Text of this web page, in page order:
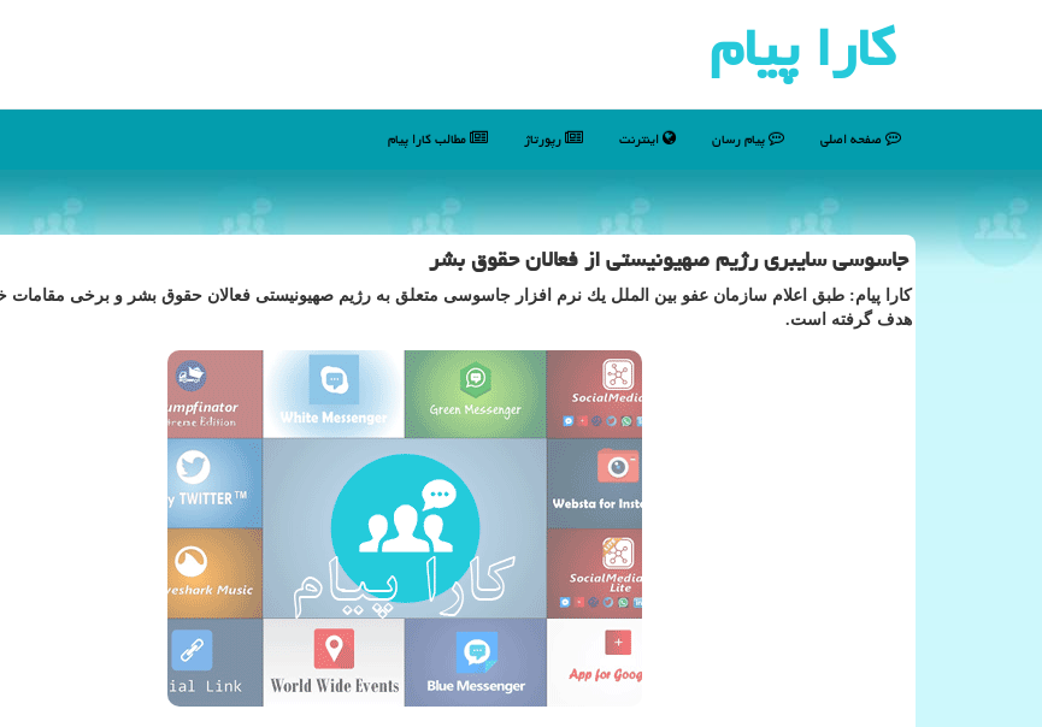
كارا پیام
صفحه اصلی پیام رسان اینترنت رپورتاژ مطالب كارا پیام
جاسوسی سایبری رژیم صهیونیستی از فعالان حقوق بشر
كارا پیام: طبق اعلام سازمان عفو بین الملل یك نرم افزار جاسوسی متعلق به رژیم صهیونیستی فعالان حقوق بشر و برخی مقامات
هدف گرفته است.